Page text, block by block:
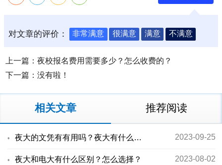
对文章的评价： 非常满意 很满意 满意 不满意
上一篇：夜校报名费用需要多少？怎么收费的？
下一篇：没有啦！
相关文章 推荐阅读
夜大的文凭有有用吗？夜大有什么用？ 2023-09-25
夜大和电大有什么区别？怎么选择？ 2023-08-02